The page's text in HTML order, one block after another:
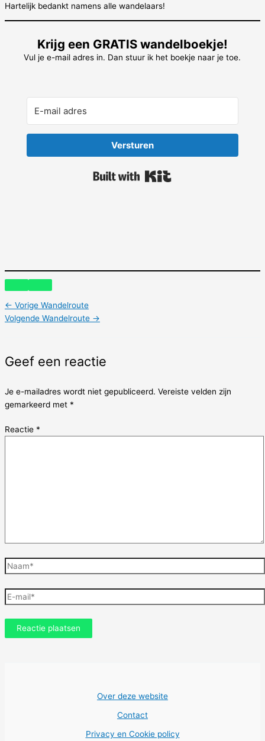
Hartelijk bedankt namens alle wandelaars!
Krijg een GRATIS wandelboekje!
Vul je e-mail adres in. Dan stuur ik het boekje naar je toe.
Versturen
← Vorige Wandelroute
Volgende Wandelroute →
Geef een reactie
Je e-mailadres wordt niet gepubliceerd. Vereiste velden zijn
gemarkeerd met *
Reactie *
Naam*
E-
mail*
Over deze website
Contact
Privacy en Cookie policy